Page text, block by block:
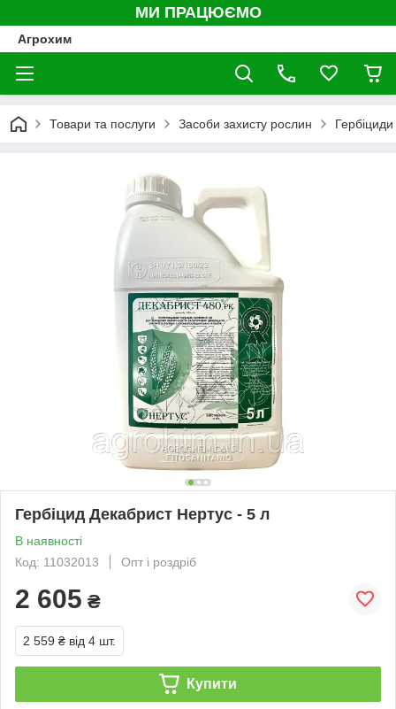
МИ ПРАЦЮЄМО
Агрохим
Товари та послуги Засоби захисту рослин Гербіциди
Гербіцид Декабрист Нертус - 5 л
В наявності
Код: 11032013
Опт і роздріб
2 605 ₴
2 559 ₴ від 4 шт.
Купити